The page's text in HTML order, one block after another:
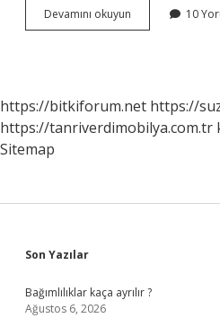
Devamını okuyun Mürekkebi
Ne
10
https://bitkiforum.net https://
https://tanriverdimobilya.com.tr
Sitemap
Sidebar
Son Yazılar
Bağımlılıklar kaça ayrılır ?
Ağustos 6, 2026